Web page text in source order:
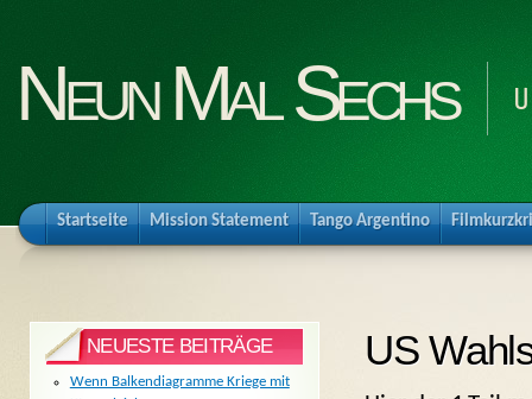
Neun Mal Sechs
Startseite Mission Statement Tango Argentino
US
NEUESTE BEITRÄGE
Wenn Balkendiagramme Kriege mit